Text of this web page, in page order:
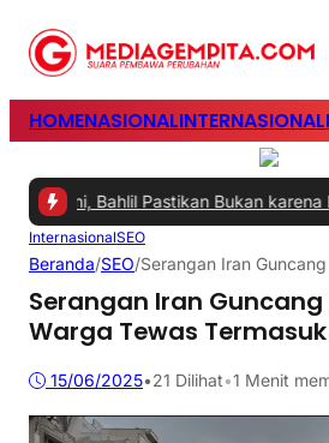
HOMENASIONALINTERNASIONAL
Bahlil Pastikan Bukan karena
InternasionalSEO
Beranda/SEO/Serangan Iran
Serangan Iran Guncang
Warga Tewas
15/06/2025•21 Dilihat•1 Menit